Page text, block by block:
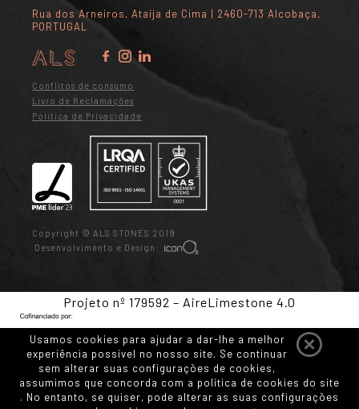
Rua dos Arneiros, Ataíja de Cima | 2460-713 Alcobaça,
PORTUGAL
Conflitos de consumo
Livro de Reclamações
Política de Privacidade
Copyright © ALS STONES 2019
Desenvolvimento e Design:
Projeto nº 179592 – AireLimestone 4.0
Usamos cookies para ajudar a dar-lhe a melhor
experiência possível no nosso site. Se continuar
sem alterar suas configurações de cookies,
assumimos que concorda com a política de cookies do site
. No entanto, se quiser, pode alterar as suas configurações